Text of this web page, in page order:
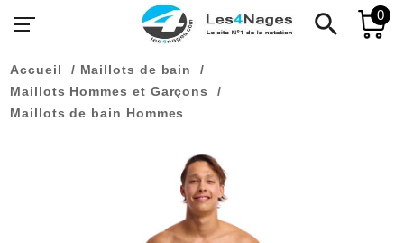
search 0
Accueil
Maillots de bain
Maillots Hommes et Garçons
Maillots de bain Hommes